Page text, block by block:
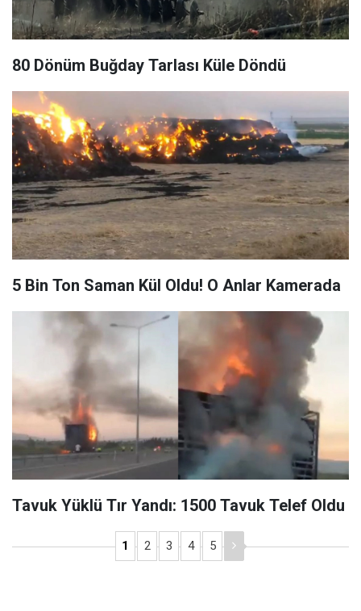
80 Dönüm Buğday Tarlası Küle Döndü
5 Bin Ton Saman Kül Oldu! O Anlar Kamerada
Tavuk Yüklü Tır Yandı: 1500 Tavuk Telef Oldu
1 2 3 4 5